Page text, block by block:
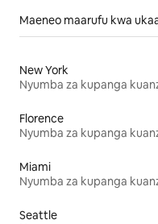
Maeneo maarufu kwa
New York
Florence
Miami
Seattle